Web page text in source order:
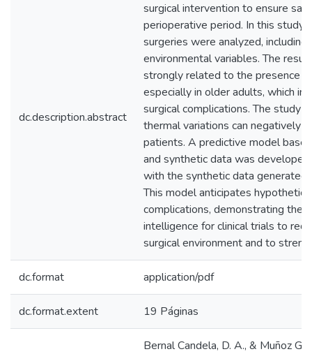
dc.description.abstract
surgical intervention to ensure
perioperative period. In this
surgeries were analyzed, including
environmental variables. The
strongly related to the presence
especially in older adults, which
surgical complications. The study
thermal variations can negatively
patients. A predictive model
and synthetic data was
with the synthetic data generated
This model anticipates
complications, demonstrating the
intelligence for clinical trials to
surgical environment and to
dc.format application/pdf
dc.format.extent 19 Páginas
Bernal Candela, D. A., & Muñoz